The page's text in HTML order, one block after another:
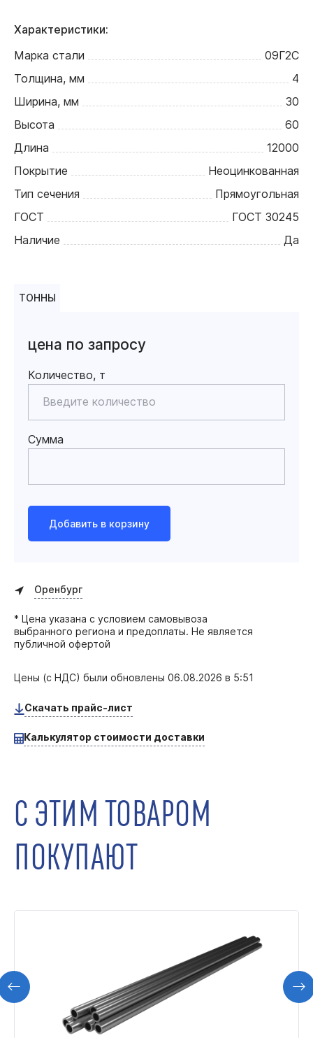
Характеристики:
Марка стали
09Г2С
Толщина, мм
4
Ширина, мм
30
Высота
60
Длина
12000
Покрытие
Неоцинкованная
Тип сечения
Прямоугольная
ГОСТ
ГОСТ 30245
Наличие
Да
ТОННЫ
цена по запросу
Количество, т
Сумма
Добавить в корзину
Оренбург
* Цена указана с условием самовывоза
выбранного региона и предоплаты. Не является
публичной офертой
Цены (с НДС) были обновлены 06.08.2026 в 5:51
Скачать прайс-лист
Калькулятор стоимости доставки
С ЭТИМ ТОВАРОМ
ПОКУПАЮТ